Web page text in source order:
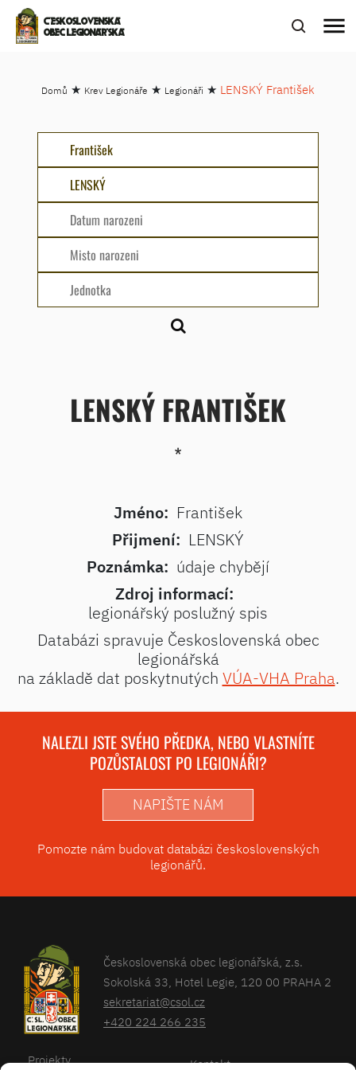
ČESKOSLOVENSKÁ
OBEC LEGIONÁŘSKÁ
menu
Domů ★ Krev Legionáře ★ Legionáři ★ LENSKÝ František
LENSKÝ FRANTIŠEK
*
Jméno: František
Přijmení: LENSKÝ
Poznámka: údaje chybějí
Zdroj informací:
legionářský poslužný spis
Databázi spravuje Československá obec
legionářská
na základě dat poskytnutých VÚA-VHA Praha.
NALEZLI JSTE SVÉHO PŘEDKA, NEBO VLASTNÍTE
POZŮSTALOST PO LEGIONÁŘI?
NAPIŠTE NÁM
Pomozte nám budovat databázi československých
legionářů.
Československá obec legionářská, z.s.
Sokolská 33, Hotel Legie, 120 00 PRAHA 2
sekretariat@csol.cz
+420 224 266 235
Projekty Kontakt